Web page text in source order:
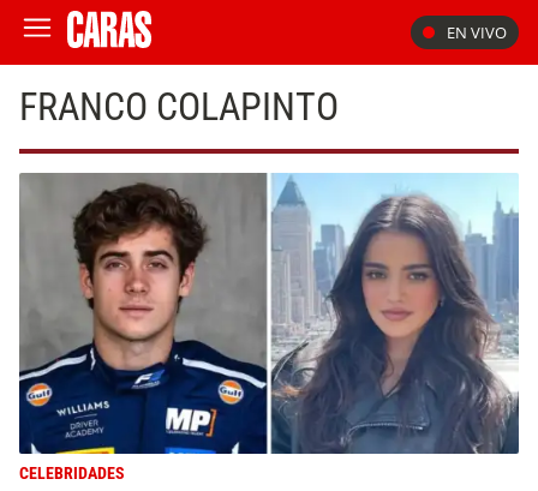
EN VIVO
FRANCO COLAPINTO
CELEBRIDADES